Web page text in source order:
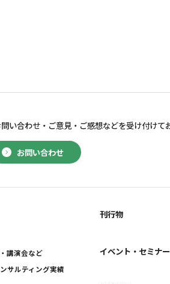
お問い合わせ
い合わせ・ ご意見・ご感想などを受け付けて
講演会など
サルティング実績
刊行物
イベント・セミナー